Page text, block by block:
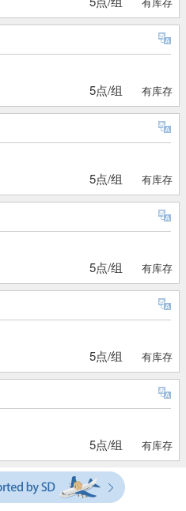
5点/组 有库存
5点/组 有库存
5点/组 有库存
5点/组 有库存
5点/组 有库存